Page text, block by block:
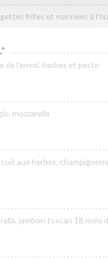
frites et marinées à
de l'envol, herbes et pesto
mozzarella
aux herbes,
jambon toscan 18 mois